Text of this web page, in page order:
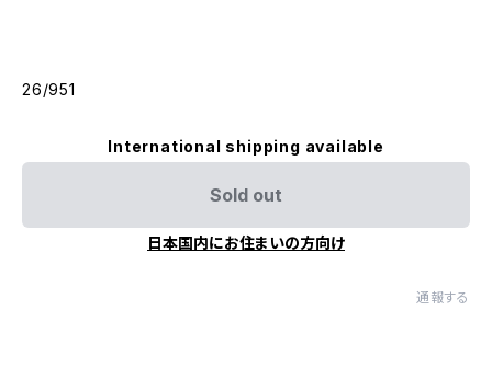
26/951
International shipping available
Sold out
日本国内にお住まいの方向け
通報する